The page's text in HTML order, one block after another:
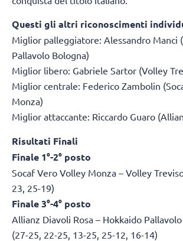
Questi gli altri riconoscimenti
Miglior palleggiatore: Alessandro Manci
Pallavolo Bologna)
Miglior libero: Gabriele Sartor (Volley
Miglior centrale: Federico Zambolin
Monza)
Miglior attaccante: Riccardo Guaro
Risultati Finali
Finale 1°-2° posto
Socaf Vero Volley Monza – Volley
23, 25-19)
Finale 3°-4° posto
Allianz Diavoli Rosa – Hokkaido
(27-25, 22-25, 13-25, 25-12, 16-14)